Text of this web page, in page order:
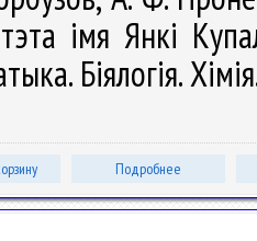
імя Янкі
Біялогія.
Подробнее